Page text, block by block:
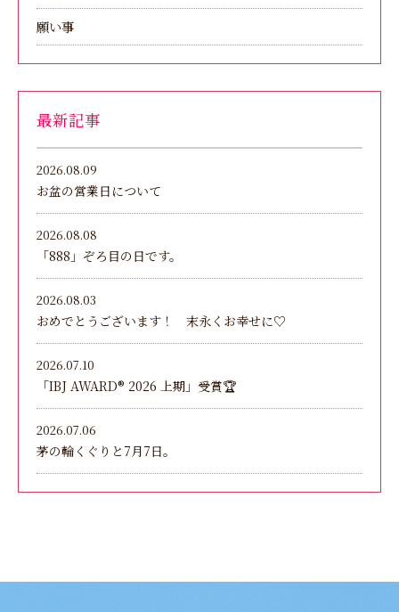
願い事
最新記事
2026.08.09
お盆の営業日について
2026.08.08
「888」ぞろ目の日です。
2026.08.03
おめでとうございます！ 末永くお幸せに♡
2026.07.10
「IBJ AWARD®︎ 2026 上期」受賞🏆
2026.07.06
茅の輪くぐりと7月7日。